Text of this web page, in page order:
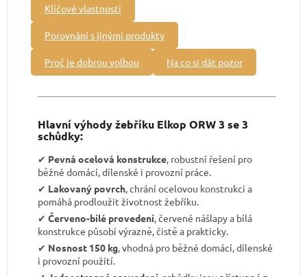
Klíčové vlastnosti
Porovnání s jinými produkty
Proč je dobrou volbou Na co si dát pozor
Hlavní výhody žebříku Elkop ORW 3 se 3
schůdky:
✔︎ Pevná ocelová konstrukce, robustní řešení pro
běžné domácí, dílenské i provozní práce.
✔︎ Lakovaný povrch, chrání ocelovou konstrukci a
pomáhá prodloužit životnost žebříku.
✔︎ Červeno-bílé provedení, červené nášlapy a bílá
konstrukce působí výrazně, čistě a prakticky.
✔︎ Nosnost 150 kg, vhodná pro běžné domácí, dílenské
i provozní použití.